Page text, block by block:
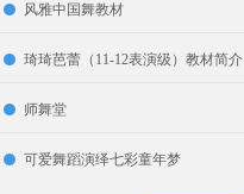
风雅中国舞教材
琦琦芭蕾（11-12表演级）教材简介
师舞堂
可爱舞蹈演绎七彩童年梦